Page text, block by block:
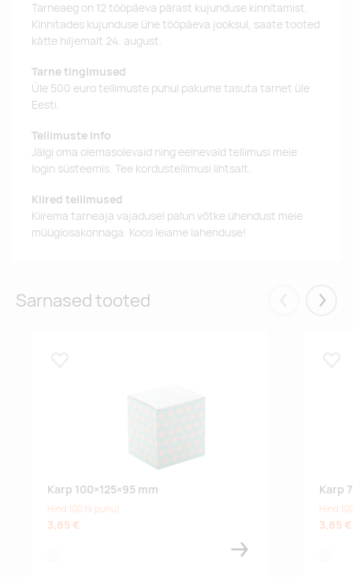
Tarneaeg on 12 tööpäeva pärast kujunduse kinnitamist.
Kinnitades kujunduse ühe tööpäeva jooksul, saate tooted
kätte hiljemalt 24. august.
Tarne tingimused
Üle 500 euro tellimuste puhul pakume tasuta tarnet üle
Eesti.
Tellimuste info
Jälgi oma olemasolevaid ning eelnevaid tellimusi meie
login süsteemis. Tee kordustellimusi lihtsalt.
Kiired tellimused
Kiirema tarneaja vajadusel palun võtke ühendust meie
müügiosakonnaga. Koos leiame lahenduse!
Sarnased tooted Eelmised
Karp 100×125×95 mm
Hind 100 tk puhul
3,85 €
Karp
Hind
3,85 €